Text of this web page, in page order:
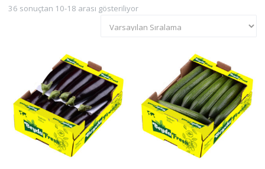
36 sonuçtan 10-18 arası gösteriliyor